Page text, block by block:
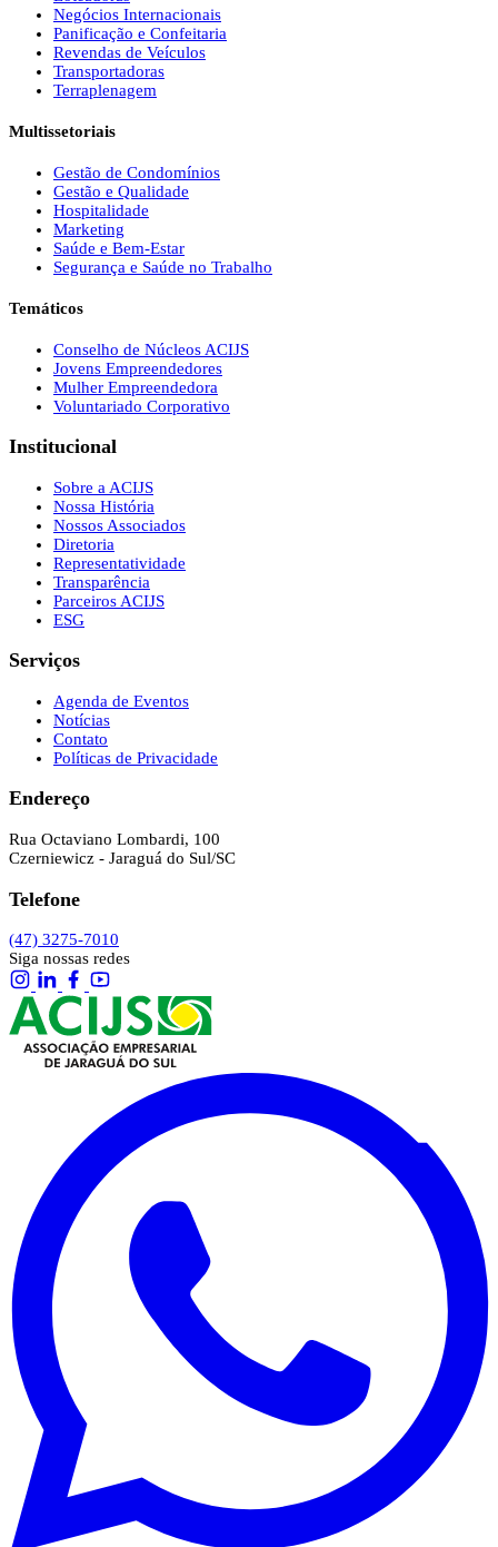
Negócios Internacionais
Panificação e Confeitaria
Revendas de Veículos
Transportadoras
Terraplenagem
Multissetoriais
Gestão de Condomínios
Gestão e Qualidade
Hospitalidade
Marketing
Saúde e Bem-Estar
Segurança e Saúde no Trabalho
Temáticos
Conselho de Núcleos ACIJS
Jovens Empreendedores
Mulher Empreendedora
Voluntariado Corporativo
Institucional
Sobre a ACIJS
Nossa História
Nossos Associados
Diretoria
Representatividade
Transparência
Parceiros ACIJS
ESG
Serviços
Agenda de Eventos
Notícias
Contato
Políticas de Privacidade
Endereço
Rua Octaviano Lombardi, 100
Czerniewicz - Jaraguá do Sul/SC
Telefone
(47) 3275-7010
Siga nossas redes